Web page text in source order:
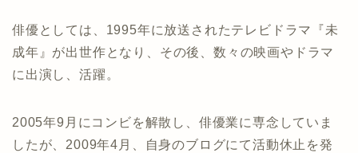
俳優としては、1995年に放送されたテレビドラマ『未
成年』が出世作となり、その後、数々の映画やドラマ
に出演し、活躍。
2005年9月にコンビを解散し、俳優業に専念していま
したが、2009年4月、自身のブログにて活動休止を発